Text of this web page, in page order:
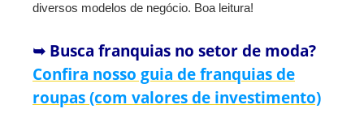
diversos modelos de negócio. Boa leitura!
➥ Busca franquias no setor de moda?
Confira nosso guia de franquias de
roupas (com valores de investimento)